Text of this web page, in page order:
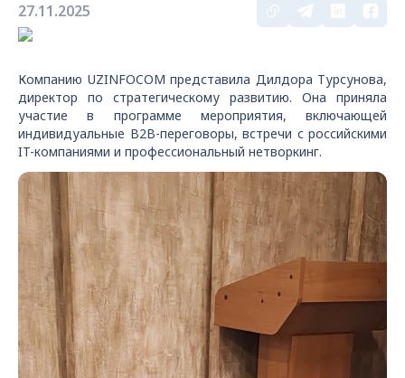
27.11.2025
Компанию UZINFOCOM представила Дилдора Турсунова,
директор по стратегическому развитию. Она приняла
участие в программе мероприятия, включающей
индивидуальные B2B-переговоры, встречи с российскими
IT-компаниями и профессиональный нетворкинг.